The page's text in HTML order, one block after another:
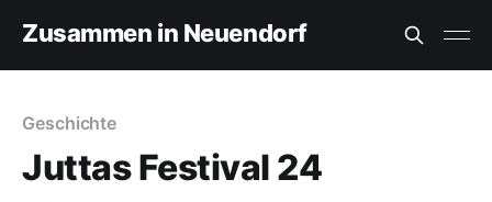
Zusammen in Neuendorf
Geschichte
Juttas Festival 24